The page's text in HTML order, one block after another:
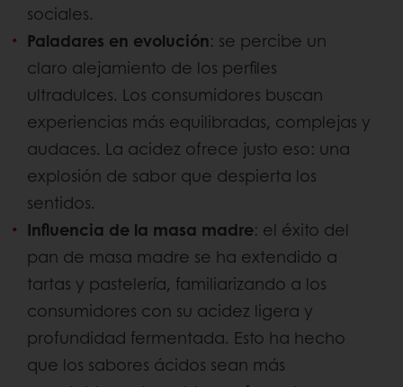
sociales.
Paladares en evolución: se percibe un
claro alejamiento de los perfiles
ultradulces. Los consumidores buscan
experiencias más equilibradas, complejas y
audaces. La acidez ofrece justo eso: una
explosión de sabor que despierta los
sentidos.
Influencia de la masa madre: el éxito del
pan de masa madre se ha extendido a
tartas y pastelería, familiarizando a los
consumidores con su acidez ligera y
profundidad fermentada. Esto ha hecho
que los sabores ácidos sean más